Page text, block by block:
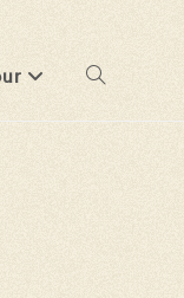
Toggle